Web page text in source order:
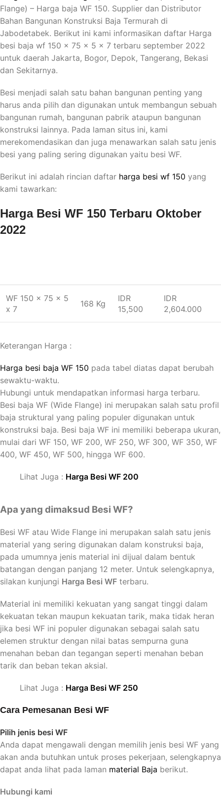
Flange) – Harga baja WF 150. Supplier dan Distributor
Bahan Bangunan Konstruksi Baja Termurah di
Jabodetabek. Berikut ini kami informasikan daftar Harga
besi baja wf 150 x 75 x 5 x 7 terbaru september 2022
untuk daerah Jakarta, Bogor, Depok, Tangerang, Bekasi
dan Sekitarnya.
Besi menjadi salah satu bahan bangunan penting yang
harus anda pilih dan digunakan untuk membangun sebuah
bangunan rumah, bangunan pabrik ataupun bangunan
konstruksi lainnya. Pada laman situs ini, kami
merekomendasikan dan juga menawarkan salah satu jenis
besi yang paling sering digunakan yaitu besi WF.
Berikut ini adalah rincian daftar harga besi wf 150 yang
kami tawarkan:
Harga Besi WF 150 Terbaru Oktober
2022
WF 150 x 75 x 5
x 7
168 Kg
IDR
15,500
IDR
2,604.000
Keterangan Harga :
Harga besi baja WF 150 pada tabel diatas dapat berubah
sewaktu-waktu.
Hubungi untuk mendapatkan informasi harga terbaru.
Besi baja WF (Wide Flange) ini merupakan salah satu profil
baja struktural yang paling populer digunakan untuk
konstruksi baja. Besi baja WF ini memiliki beberapa ukuran,
mulai dari WF 150, WF 200, WF 250, WF 300, WF 350, WF
400, WF 450, WF 500, hingga WF 600.
Lihat Juga : Harga Besi WF 200
Apa yang dimaksud Besi WF?
Besi WF atau Wide Flange ini merupakan salah satu jenis
material yang sering digunakan dalam konstruksi baja,
pada umumnya jenis material ini dijual dalam bentuk
batangan dengan panjang 12 meter. Untuk selengkapnya,
silakan kunjungi Harga Besi WF terbaru.
Material ini memiliki kekuatan yang sangat tinggi dalam
kekuatan tekan maupun kekuatan tarik, maka tidak heran
jika besi WF ini populer digunakan sebagai salah satu
elemen struktur dengan nilai batas sempurna guna
menahan beban dan tegangan seperti menahan beban
tarik dan beban tekan aksial.
Lihat Juga : Harga Besi WF 250
Cara Pemesanan Besi WF
Pilih jenis besi WF
Anda dapat mengawali dengan memilih jenis besi WF yang
akan anda butuhkan untuk proses pekerjaan, selengkapnya
dapat anda lihat pada laman material Baja berikut.
Hubungi kami